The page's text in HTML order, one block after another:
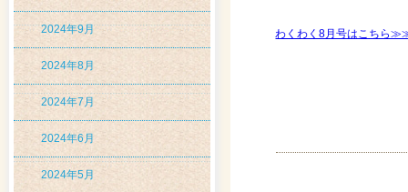
2024年9月
2024年8月
2024年7月
2024年6月
2024年5月
わくわく8月号はこちら